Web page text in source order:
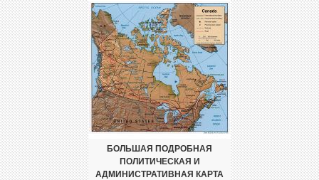
БОЛЬШАЯ ПОДРОБНАЯ
ПОЛИТИЧЕСКАЯ И
АДМИНИСТРАТИВНАЯ КАРТА